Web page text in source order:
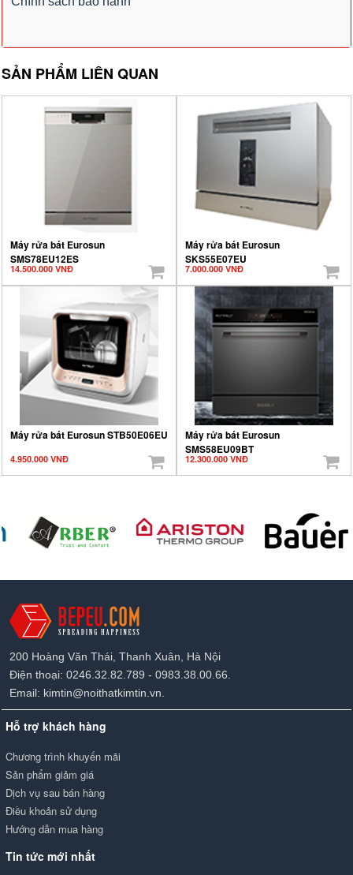
SẢN PHẨM LIÊN QUAN
Máy rửa bát Eurosun
SMS78EU12ES
14.500.000 VNĐ
Máy rửa bát Eurosun
SKS55E07EU
7.000.000 VNĐ
Máy rửa bát Eurosun STB50E06EU
4.950.000 VNĐ
Máy rửa bát Eurosun
SMS58EU09BT
12.300.000 VNĐ
200 Hoàng Văn Thái, Thanh Xuân, Hà Nội
Điện thoại: 0246.32.82.789 - 0983.38.00.66.
Email: kimtin@noithatkimtin.vn.
Hỗ trợ khách hàng
Chương trình khuyến mãi
Sản phẩm giảm giá
Dịch vụ sau bán hàng
Điều khoản sử dụng
Hướng dẫn mua hàng
Tin tức mới nhất